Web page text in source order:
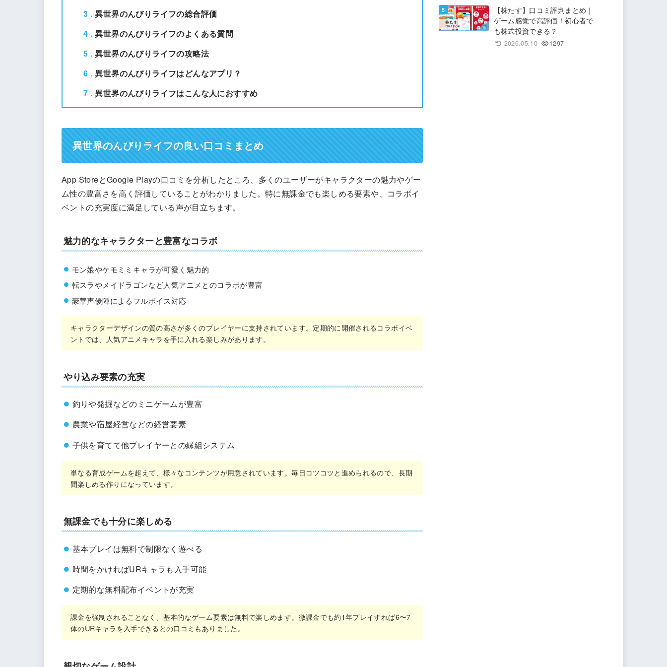
3
異世界のんびりライフの総合評価
4
異世界のんびりライフのよくある質問
5
異世界のんびりライフの攻略法
6
異世界のんびりライフはどんなアプリ？
7
異世界のんびりライフはこんな人におすすめ
異世界のんびりライフの良い口コミまとめ
App StoreとGoogle Playの口コミを分析したところ、多くのユーザーがキャラクターの魅力やゲー
ム性の豊富さを高く評価していることがわかりました。特に無課金でも楽しめる要素や、コラボイ
ベントの充実度に満足している声が目立ちます。
魅力的なキャラクターと豊富なコラボ
モン娘やケモミミキャラが可愛く魅力的
転スラやメイドラゴンなど人気アニメとのコラボが豊富
豪華声優陣によるフルボイス対応
キャラクターデザインの質の高さが多くのプレイヤーに支持されています。定期的に開催されるコラボイベ
ントでは、人気アニメキャラを手に入れる楽しみがあります。
やり込み要素の充実
釣りや発掘などのミニゲームが豊富
農業や宿屋経営などの経営要素
子供を育てて他プレイヤーとの縁組システム
単なる育成ゲームを超えて、様々なコンテンツが用意されています。毎日コツコツと進められるので、長期
間楽しめる作りになっています。
無課金でも十分に楽しめる
基本プレイは無料で制限なく遊べる
時間をかければURキャラも入手可能
定期的な無料配布イベントが充実
課金を強制されることなく、基本的なゲーム要素は無料で楽しめます。微課金でも約1年プレイすれば6〜7
体のURキャラを入手できるとの口コミもありました。
【株たす】口コミ評判まとめ｜
ゲーム感覚で高評価！初心者で
も株式投資できる？
2026.05.10 1297